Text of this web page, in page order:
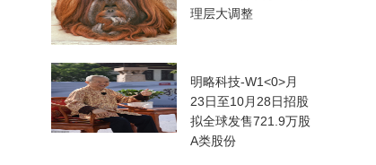
理层大调整
明略科技-W1<0>月
23日至10月28日招股
拟全球发售721.9万股
A类股份